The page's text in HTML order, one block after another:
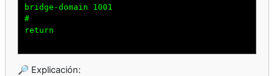
bridge-domain 1001
#
return
🔎 Explicación: